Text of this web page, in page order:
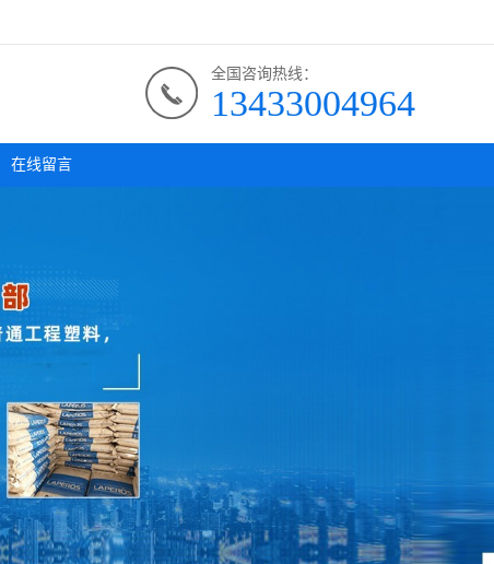
全国咨询热线：
13433004964
在线留言